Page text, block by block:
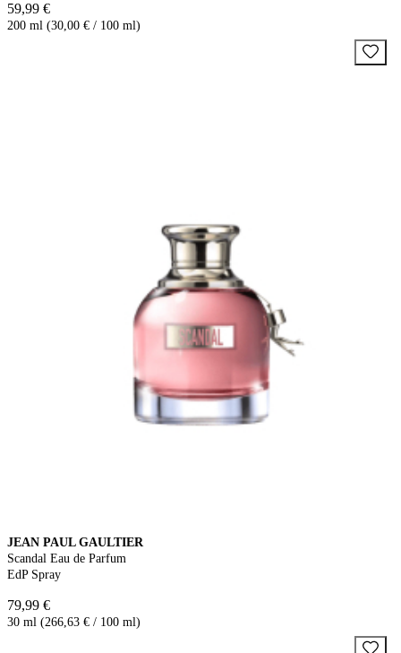
59,99 €
200 ml (30,00 € / 100 ml)
JEAN PAUL GAULTIER
Scandal Eau de Parfum
EdP Spray
79,99 €
30 ml (266,63 € / 100 ml)